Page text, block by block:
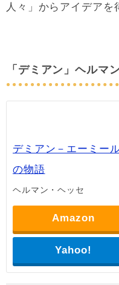
人々」からアイデアを
「デミアン」ヘルマ
デミアン－エーミー
の物語
ヘルマン・ヘッセ
Amazon
Yahoo!